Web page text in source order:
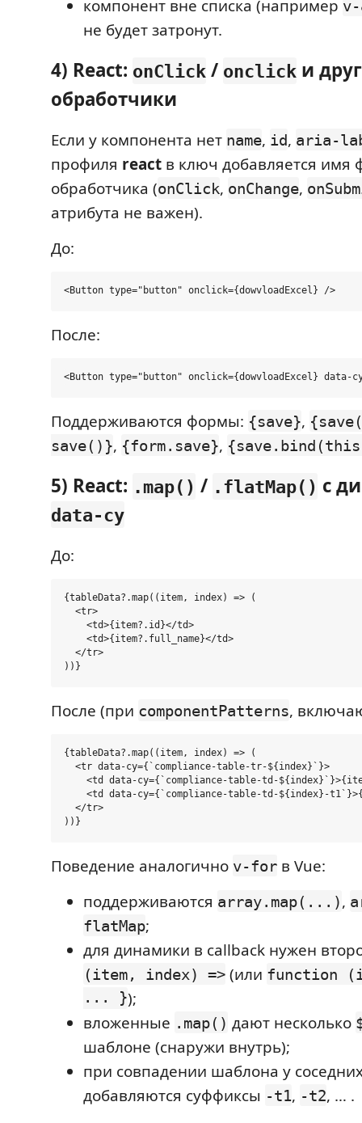
компонент вне списка (например v-
не будет затронут.
4) React: onClick / onclick и
обработчики
Если у компонента нет name, id, aria-
профиля react в ключ добавляется имя
обработчика (onClick, onChange,
атрибута не важен).
До:
После:
Поддерживаются формы: {save},
save()}, {form.save},
5) React: .map() / .flatMap() с
data-cy
До:
{tableData?.map((item, index) => (
  <tr>
    <td>{item?.id}</td>
    <td>{item?.full_name}</td>
  </tr>
После (при componentPatterns,
{tableData?.map((item, index) => (
  <tr data-cy={`compliance-table-tr-${index}`}>
<td data-cy={`compliance-table-td-
<td data-cy={`compliance-table-td-${index}-
  </tr>
Поведение аналогично v-for в Vue:
поддерживаются array.map(...),
flatMap;
для динамики в callback нужен
(item, index) => (или function
... });
вложенные .map() дают несколько
шаблоне (снаружи внутрь);
при совпадении шаблона у
добавляются суффиксы -t1, -t2, … .